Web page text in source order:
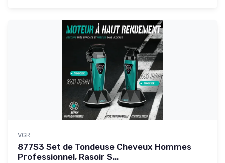
VGR
877S3 Set de Tondeuse Cheveux Hommes
Professionnel, Rasoir S...